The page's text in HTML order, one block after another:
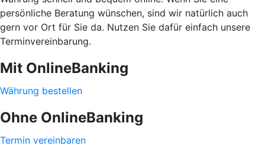
persönliche Beratung wünschen, sind wir natürlich auch
gern vor Ort für Sie da. Nutzen Sie dafür einfach unsere
Terminvereinbarung.
Mit OnlineBanking
Währung bestellen
Ohne OnlineBanking
Termin vereinbaren